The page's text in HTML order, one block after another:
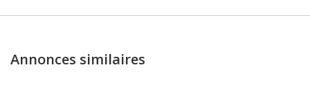
Annonces similaires